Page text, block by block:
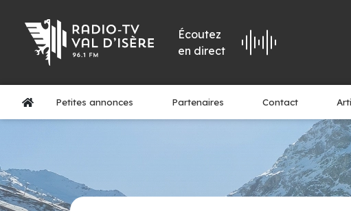
Écoutez
en direct
Petites annonces Partenaires Contact